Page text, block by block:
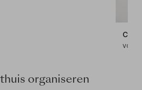
vanaf
organiseren